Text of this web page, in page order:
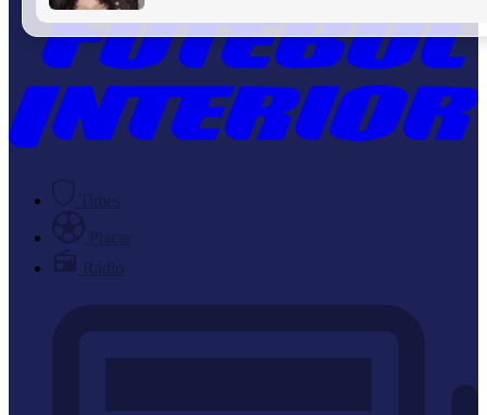
Times
Placar
Rádio